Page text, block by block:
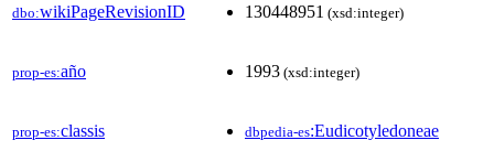
dbo:wikiPageRevisionID 130448951 (xsd:integer)
prop-es:año 1993 (xsd:integer)
prop-es:classis dbpedia-es:Eudicotyledoneae